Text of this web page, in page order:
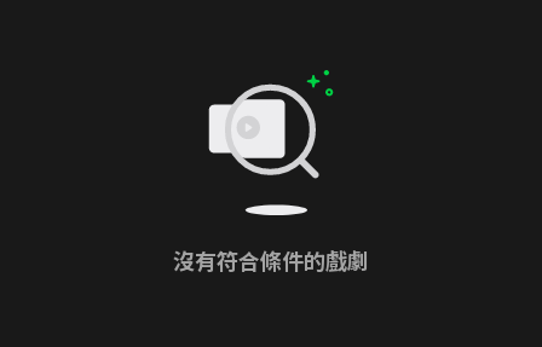
沒有符合條件的戲劇